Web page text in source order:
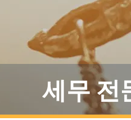
세무 전